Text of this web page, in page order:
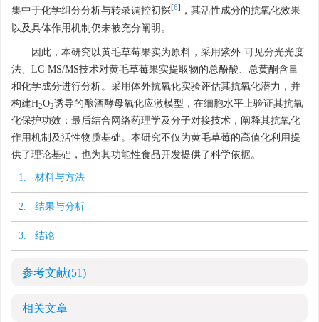
集中于化学组分分析与转录调控初探[6]
，其活性成分的抗氧化效果
以及具体作用机制仍未被充分阐明。
因此，本研究以黄毛草莓果实为原料，采用紫外-可见分光光度
法、LC-MS/MS技术对黄毛草莓果实提取物的总酚酸、总黄酮含量
和化学成分进行分析。采用体外抗氧化实验评估其抗氧化潜力，并
构建H2O2诱导的酿酒酵母氧化应激模型，在细胞水平上验证其抗氧
化保护功效；最后结合网络药理学及分子对接技术，阐释其抗氧化
作用机制及活性物质基础。本研究不仅为黄毛草莓的高值化利用提
供了理论基础，也为其功能性食品开发提供了科学依据。
1. 材料与方法
2. 结果与分析
3. 结论
参考文献(51)
相关文章